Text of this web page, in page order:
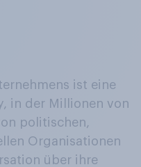
ist eine
in der Millionen von
politischen,
Organisationen
über ihre